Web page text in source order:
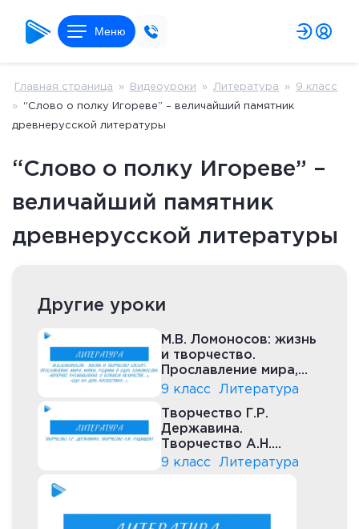
Меню
Главная страница » Видеоуроки » Литература » 9 класс
» “Слово о полку Игореве” – величайший памятник
древнерусской литературы
“Слово о полку Игореве” –
величайший памятник
древнерусской литературы
Другие уроки
М.В. Ломоносов: жизнь
и творчество.
Прославление мира,
науки, Родины в одах
9 класс
Литература
Творчество Г.Р.
Державина.
Творчество А.Н.
Радищева
9 класс Литература